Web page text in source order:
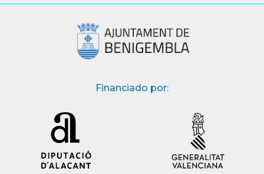
Financiado por: